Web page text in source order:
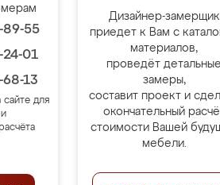
55
01
13
сайте для
Дизайнер-замерщик
приедет к Вам с
материалов,
проведёт детальные
замеры,
составит проект и
окончательный
стоимости Вашей
мебели.